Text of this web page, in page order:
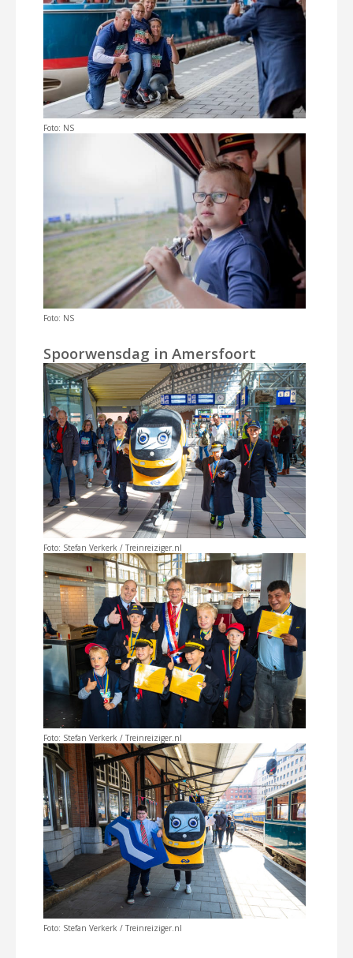
Foto: NS
Foto: NS
Spoorwensdag in Amersfoort
Foto: Stefan Verkerk / Treinreiziger.nl
Foto: Stefan Verkerk / Treinreiziger.nl
Foto: Stefan Verkerk / Treinreiziger.nl